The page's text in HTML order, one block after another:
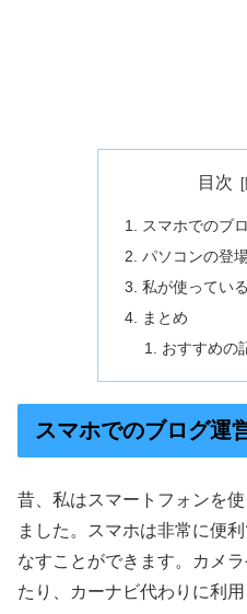
目次
スマホでのブ
パソコンの登
私が使ってい
まとめ
おすすめの
スマホでのブログ運
昔、私はスマートフォンを
ました。スマホは非常に便
なすことができます。カメ
たり、カーナビ代わりに利